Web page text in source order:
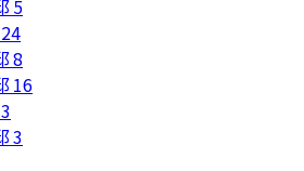
5
24
8
16
3
3